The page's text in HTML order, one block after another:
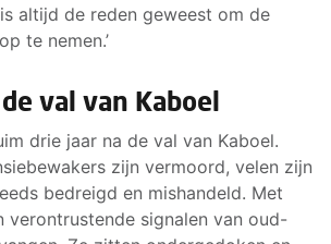
altijd de reden geweest om de
te nemen.’
val van Kaboel
drie jaar na de val van Kaboel.
zijn vermoord, velen zijn
bedreigd en mishandeld. Met
verontrustende signalen van oud-